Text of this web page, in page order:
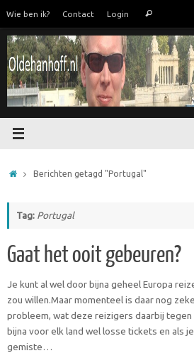
de
inhoud
Wie ben ik? Contact Login Zoeken
HomeBerichten getagd "Portugal"
Tag: Portugal
Gaat het ooit gebeuren?
Je kunt al wel door bijna geheel Europa
zou willen.Maar momenteel is daar nog
probleem, wat deze reizigers daarbij tegen
bijna voor elk land wel losse tickets en als
gemiste…